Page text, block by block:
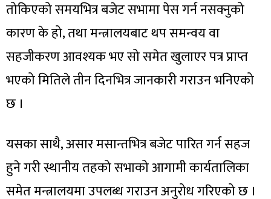
तोकिएको समयभित्र बजेट सभामा पेस गर्न नसक्नुको
कारण के हो, तथा मन्त्रालयबाट थप समन्वय वा
सहजीकरण आवश्यक भए सो समेत खुलाएर पत्र प्राप्त
भएको मितिले तीन दिनभित्र जानकारी गराउन भनिएको
छ ।
यसका साथै, असार मसान्तभित्र बजेट पारित गर्न सहज
हुने गरी स्थानीय तहको सभाको आगामी कार्यतालिका
समेत मन्त्रालयमा उपलब्ध गराउन अनुरोध गरिएको छ ।